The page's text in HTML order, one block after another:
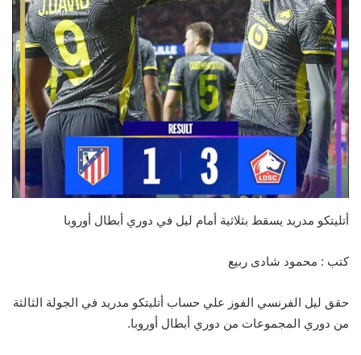
أتليتكو مدريد يسقط بثلاثية أمام ليل في دوري أبطال أوروبا
كتب : محمود شادى ربيع
حقق ليل الفرنسي الفوز علي حساب أتليتكو مدريد في الجولة الثالثة
من دوري المجموعات من دوري أبطال أوروبا.